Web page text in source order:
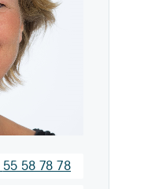
55 58 78 78